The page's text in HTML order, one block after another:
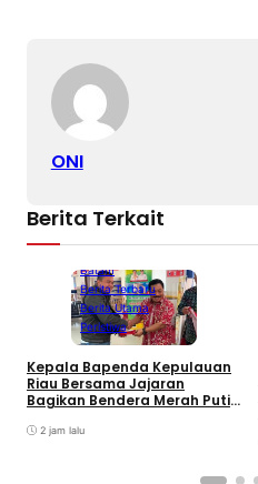
ONI
Berita Terkait
Batam
Berita Terbaru
Berita Utama
Peristiwa
Kepala Bapenda Kepulauan
Riau Bersama Jajaran
Bagikan Bendera Merah Putih
Bermotor di Kantor Samsat
2 jam lalu